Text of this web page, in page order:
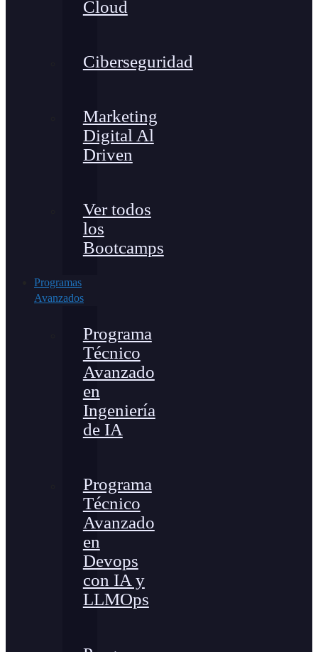
Cloud
Ciberseguridad
Marketing
Digital Al
Driven
Ver todos
los
Bootcamps
Programas
Avanzados
Programa
Técnico
Avanzado
en
Ingeniería
de IA
Programa
Técnico
Avanzado
en
Devops
con IA y
LLMOps